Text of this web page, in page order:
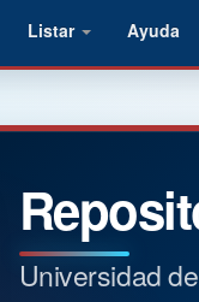
Listar Ayuda
Universidad